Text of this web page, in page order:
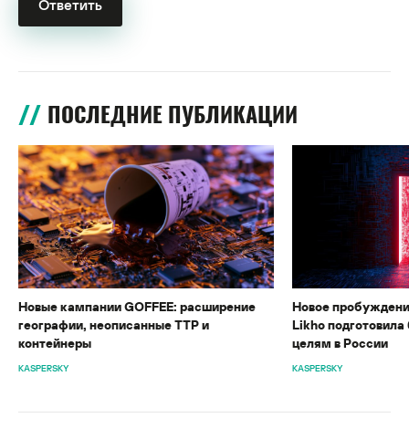
ПОСЛЕДНИЕ ПУБЛИКАЦИИ
Новые кампании GOFFEE: расширение
географии, неописанные TTP и
контейнеры
KASPERSKY
Новое
Likho
целям в России
KASPERSKY